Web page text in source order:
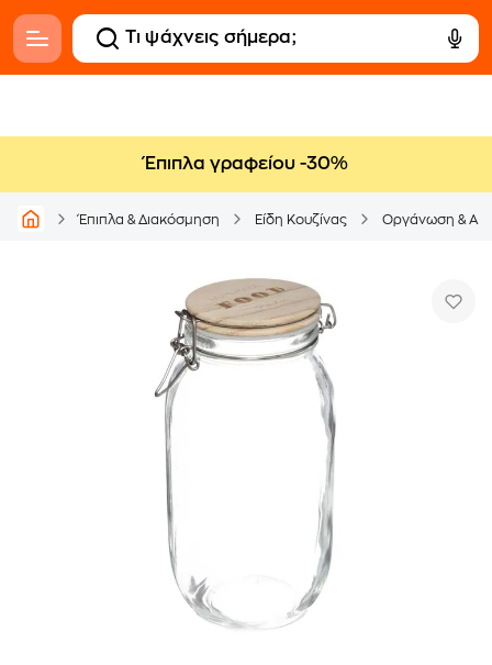
Έπιπλα γραφείου -30%
Έπιπλα & Διακόσμηση Είδη Κουζίνας Οργάνωση &